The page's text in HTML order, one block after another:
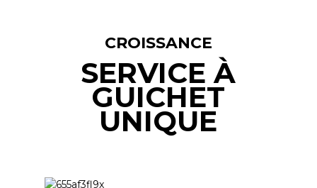
CROISSANCE
SERVICE À
GUICHET
UNIQUE